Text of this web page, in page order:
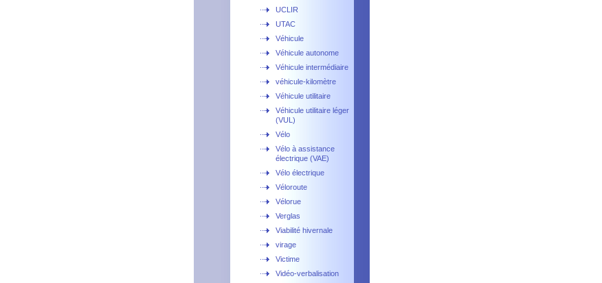
UCLIR
UTAC
Véhicule
Véhicule autonome
Véhicule intermédiaire
véhicule-kilomètre
Véhicule utilitaire
Véhicule utilitaire léger
(VUL)
Vélo
Vélo à assistance
électrique (VAE)
Vélo électrique
Véloroute
Vélorue
Verglas
Viabilité hivernale
virage
Victime
Vidéo-verbalisation